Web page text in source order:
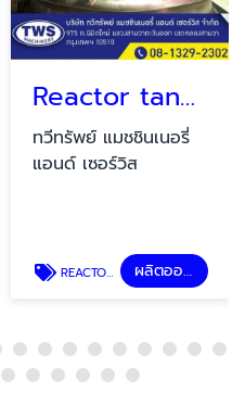
Reactor tank SUS 316 L.
ทวีทรัพย์ แมชชินเนอรี่
แอนด์ เซอร์วิส
REACTOR TANK SUS 316 L. ผลิตออกแบบถังอุตสาหกรรม